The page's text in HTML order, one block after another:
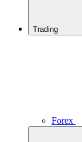
Trading
Forex